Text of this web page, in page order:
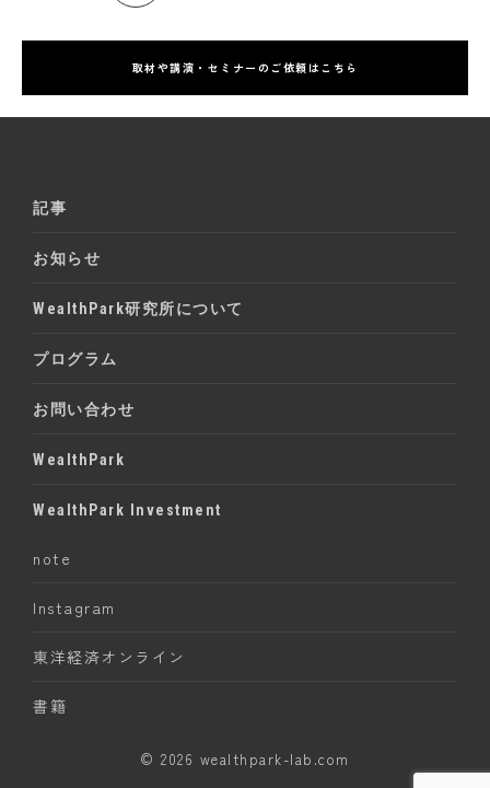
取材や講演・セミナーのご依頼はこちら
記事
お知らせ
WealthPark研究所について
プログラム
お問い合わせ
WealthPark
WealthPark Investment
note
Instagram
東洋経済オンライン
書籍
© 2026 wealthpark-lab.com